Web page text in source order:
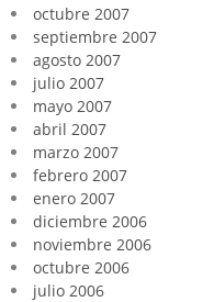
octubre 2007
septiembre 2007
agosto 2007
julio 2007
mayo 2007
abril 2007
marzo 2007
febrero 2007
enero 2007
diciembre 2006
noviembre 2006
octubre 2006
julio 2006